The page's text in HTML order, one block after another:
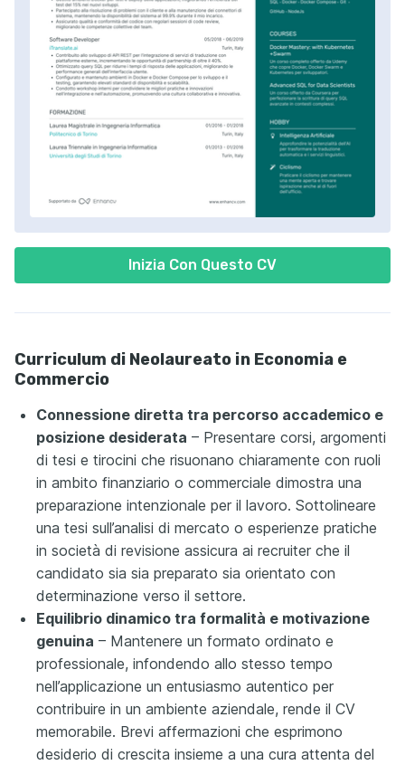
Inizia Con Questo CV
Curriculum di Neolaureato in Economia e
Commercio
Connessione diretta tra percorso accademico e
posizione desiderata – Presentare corsi, argomenti
di tesi e tirocini che risuonano chiaramente con ruoli
in ambito finanziario o commerciale dimostra una
preparazione intenzionale per il lavoro. Sottolineare
una tesi sull’analisi di mercato o esperienze pratiche
in società di revisione assicura ai recruiter che il
candidato sia sia preparato sia orientato con
determinazione verso il settore.
Equilibrio dinamico tra formalità e motivazione
genuina – Mantenere un formato ordinato e
professionale, infondendo allo stesso tempo
nell’applicazione un entusiasmo autentico per
contribuire in un ambiente aziendale, rende il CV
memorabile. Brevi affermazioni che esprimono
desiderio di crescita insieme a una cura attenta del